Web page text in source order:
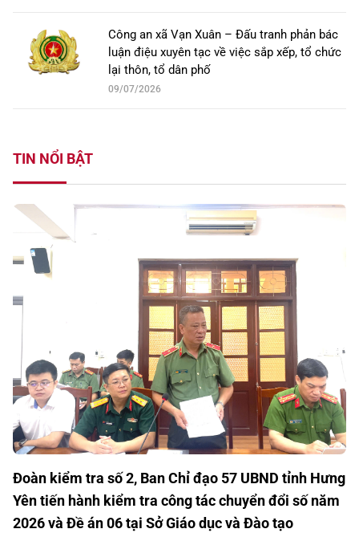
Công an xã Vạn Xuân – Đấu tranh phản bác
luận điệu xuyên tạc về việc sắp xếp, tổ chức
lại thôn, tổ dân phố
09/07/2026
TIN NỔI BẬT
Đoàn kiểm tra số 2, Ban Chỉ đạo 57 UBND tỉnh Hưng
Yên tiến hành kiểm tra công tác chuyển đổi số năm
2026 và Đề án 06 tại Sở Giáo dục và Đào tạo